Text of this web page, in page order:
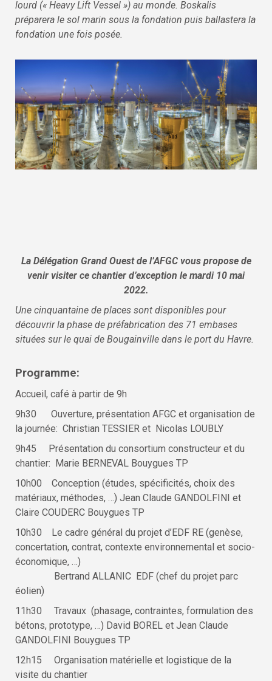
lourd (« Heavy Lift Vessel ») au monde. Boskalis
préparera le sol marin sous la fondation puis ballastera la
fondation une fois posée.
La Délégation Grand Ouest de l’AFGC vous propose de
venir visiter ce chantier d’exception le mardi 10 mai
2022.
Une cinquantaine de places sont disponibles pour
découvrir la phase de préfabrication des 71 embases
situées sur le quai de Bougainville dans le port du Havre.
Programme:
Accueil, café à partir de 9h
9h30 Ouverture, présentation AFGC et organisation de
la journée: Christian TESSIER et Nicolas LOUBLY
9h45 Présentation du consortium constructeur et du
chantier: Marie BERNEVAL Bouygues TP
10h00 Conception (études, spécificités, choix des
matériaux, méthodes, …) Jean Claude GANDOLFINI et
Claire COUDERC Bouygues TP
10h30 Le cadre général du projet d’EDF RE (genèse,
concertation, contrat, contexte environnemental et socio-
économique, …)
Bertrand ALLANIC EDF (chef du projet parc
éolien)
11h30 Travaux (phasage, contraintes, formulation des
bétons, prototype, …) David BOREL et Jean Claude
GANDOLFINI Bouygues TP
12h15 Organisation matérielle et logistique de la
visite du chantier